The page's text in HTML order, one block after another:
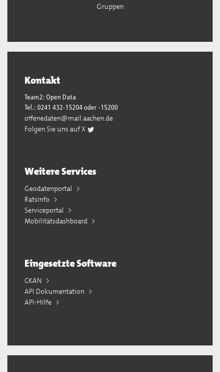
Gruppen
Kontakt
Team2: Open Data
Tel.: 0241 432-15204 oder -15200
offenedaten@mail.aachen.de
Folgen Sie uns auf X
Weitere Services
Geodatenportal
Ratsinfo
Serviceportal
Mobilitätsdashboard
Eingesetzte Software
CKAN
API Dokumentation
API-Hilfe